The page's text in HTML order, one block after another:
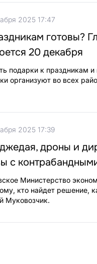
2025 17:47
готовы?
20 декабря
подарки к праздникам
организуют во всех
2025 17:39
дроны и
с
Министерство
кто найдет решение,
Муковозчик.